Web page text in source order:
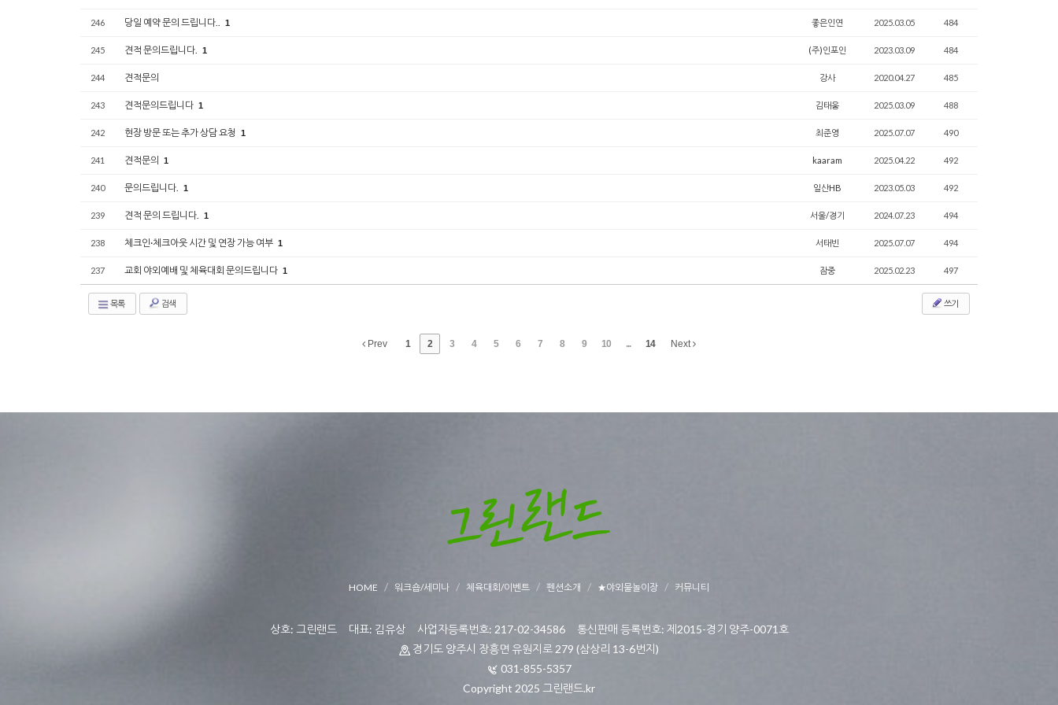
246 당일 예약 문의 드립니다.. 1 좋은인연 2025.03.05 484
245 견적 문의드립니다. 1 (주)인포인 2023.03.09 484
244 견적문의 강사 2020.04.27 485
243 견적문의드립니다 1 김태웅 2025.03.09 488
242 현장 방문 또는 추가 상담 요청 1 최준영 2025.07.07 490
241 견적문의 1 kaaram 2025.04.22 492
240 문의드립니다. 1 일산HB 2023.05.03 492
239 견적 문의 드립니다. 1 서울/경기 2024.07.23 494
238 체크인·체크아웃 시간 및 연장 가능 여부 1 서태빈 2025.07.07 494
237 교회 야외예배 및 체육대회 문의드립니다 1 잠중 2025.02.23 497
목록 검색 쓰기
Prev 1 2 3 4 5 6 7 8 9 10 ... 14 Next
HOME 워크숍/세미나 체육대회/이벤트 펜션소개 ★야외물놀이장 커뮤니티
상호: 그린랜드 대표: 김유상 사업자등록번호: 217-02-34586 통신판매 등록번호: 제2015-경기 양주-0071호
경기도 양주시 장흥면 유원지로 279 (삼상리 13-6번지)
031-855-5357
Copyright 2025 그린랜드.kr